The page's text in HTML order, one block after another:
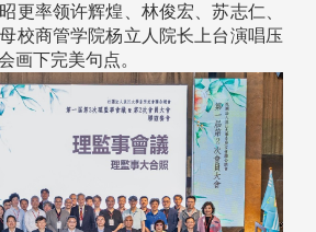
更率领许辉煌、林俊宏、苏志仁、
校商管学院杨立人院长上台演唱压
画下完美句点。